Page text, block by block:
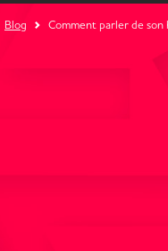
Blog Comment parler de